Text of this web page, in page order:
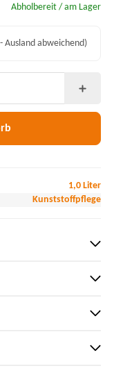
Abholbereit / am Lager
- Ausland abweichend)
1,0 Liter
Kunststoffpflege